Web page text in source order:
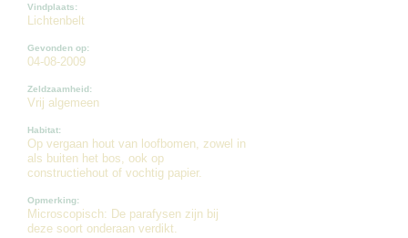
Vindplaats:
Lichtenbelt
Gevonden op:
04-08-2009
Zeldzaamheid:
Vrij algemeen
Habitat:
Op vergaan hout van loofbomen, zowel in
als buiten het bos, ook op
constructiehout of vochtig papier.
Opmerking:
Microscopisch: De parafysen zijn bij
deze soort onderaan verdikt.